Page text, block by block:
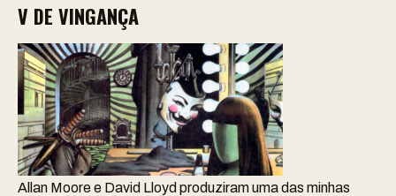
V DE VINGANÇA
Allan Moore e David Lloyd produziram uma das minhas